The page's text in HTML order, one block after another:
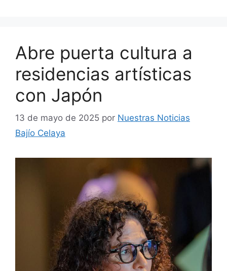
Abre puerta cultura a
residencias artísticas
con Japón
13 de mayo de 2025 por Nuestras Noticias
Bajío Celaya